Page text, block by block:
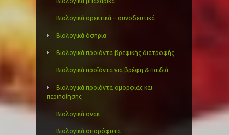
Βιολογικά ορεκτικά – συνοδευτικά
Βιολογικά όσπρια
Βιολογικά προϊόντα βρεφικής διατροφής
Βιολογικά προϊόντα για βρέφη & παιδιά
Βιολογικά προιόντα ομορφιάς και
περιποίησης
Βιολογικά σνακ
Βιολογικά σπορόφυτα